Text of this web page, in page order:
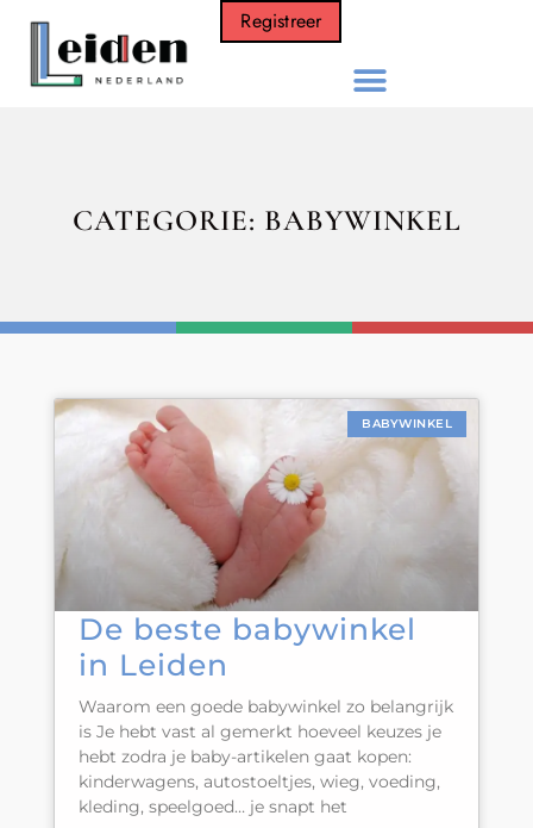
Registreer
CATEGORIE: BABYWINKEL
BABYWINKEL
De beste babywinkel
in Leiden
Waarom een goede babywinkel zo belangrijk
is Je hebt vast al gemerkt hoeveel keuzes je
hebt zodra je baby-artikelen gaat kopen:
kinderwagens, autostoeltjes, wieg, voeding,
kleding, speelgoed… je snapt het